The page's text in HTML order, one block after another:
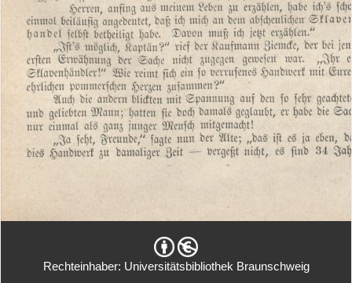
Rechteinhaber: Universitätsbibliothek Braunschweig